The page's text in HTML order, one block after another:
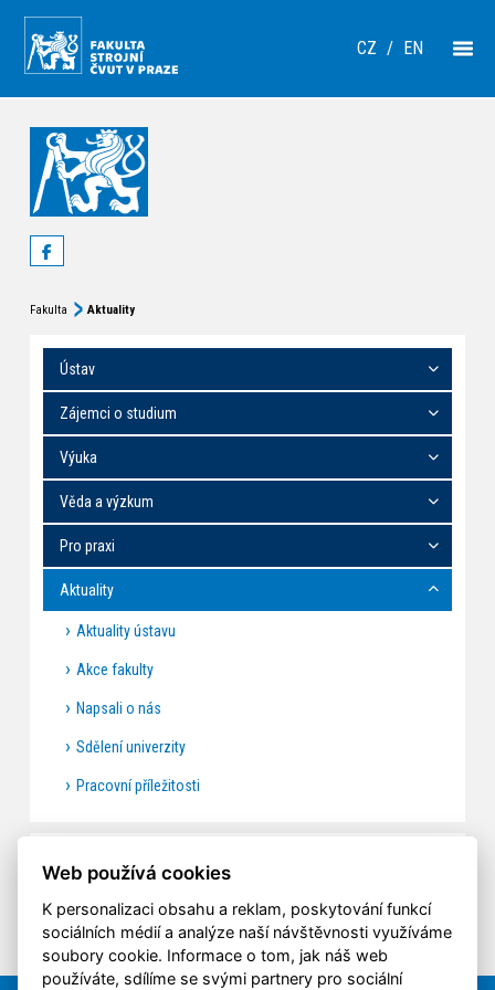
CZ / EN
Fakulta Aktuality
Ústav
Zájemci o studium
Výuka
Věda a výzkum
Pro praxi
Aktuality
Aktuality ústavu
Akce fakulty
Napsali o nás
Sdělení univerzity
Pracovní příležitosti
AKTUALITY
Web používá cookies
K personalizaci obsahu a reklam, poskytování funkcí
sociálních médií a analýze naší návštěvnosti využíváme
soubory cookie. Informace o tom, jak náš web
používáte, sdílíme se svými partnery pro sociální